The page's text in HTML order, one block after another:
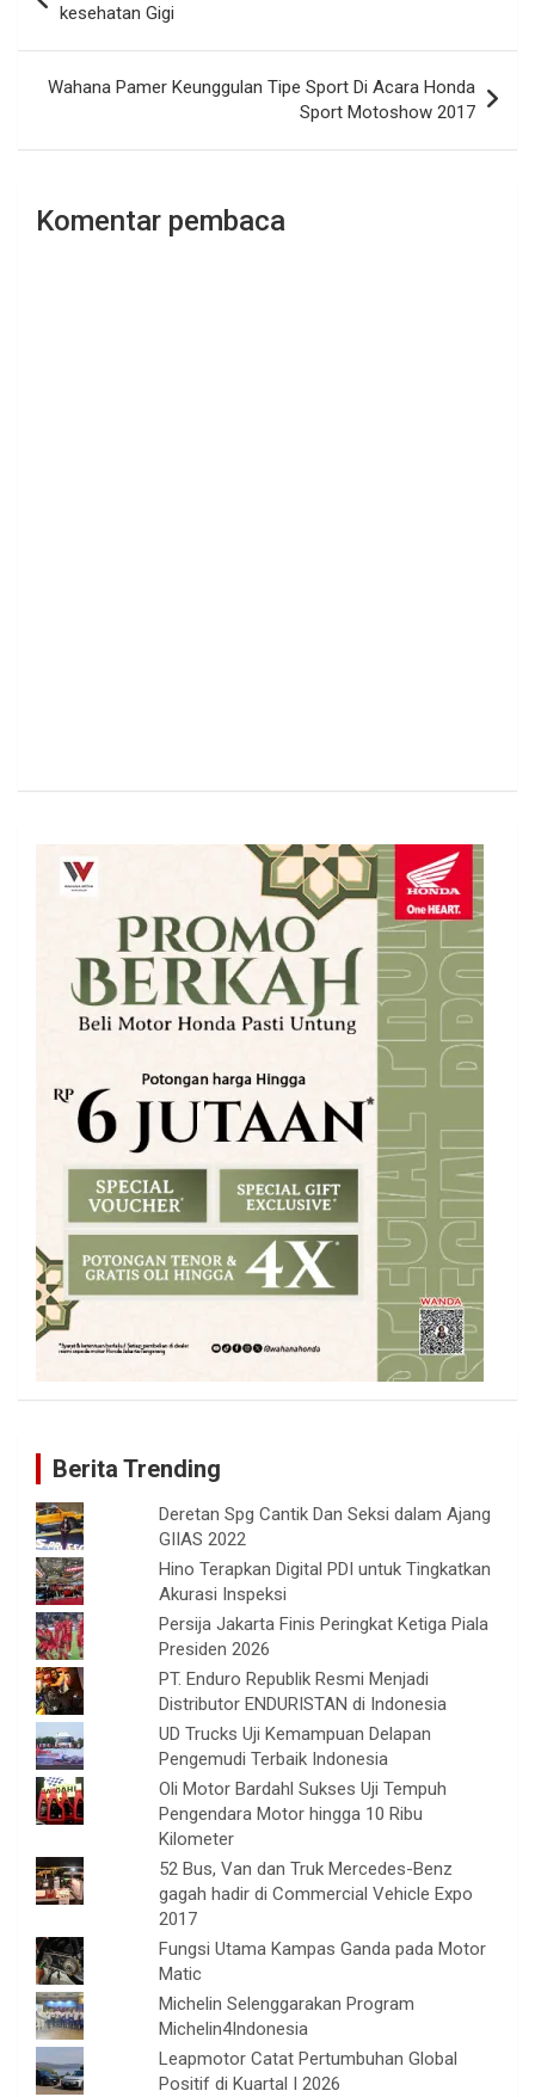
poskesehatan Gigi
Wahana Pamer Keunggulan Tipe Sport Di Acara Honda
Sport Motoshow 2017
Komentar pembaca
Berita Trending
Deretan Spg Cantik Dan Seksi dalam Ajang
GIIAS 2022
Hino Terapkan Digital PDI untuk Tingkatkan
Akurasi Inspeksi
Persija Jakarta Finis Peringkat Ketiga Piala
Presiden 2026
PT. Enduro Republik Resmi Menjadi
Distributor ENDURISTAN di Indonesia
UD Trucks Uji Kemampuan Delapan
Pengemudi Terbaik Indonesia
Oli Motor Bardahl Sukses Uji Tempuh
Pengendara Motor hingga 10 Ribu
Kilometer
52 Bus, Van dan Truk Mercedes-Benz
gagah hadir di Commercial Vehicle Expo
2017
Fungsi Utama Kampas Ganda pada Motor
Matic
Michelin Selenggarakan Program
Michelin4Indonesia
Leapmotor Catat Pertumbuhan Global
Positif di Kuartal I 2026